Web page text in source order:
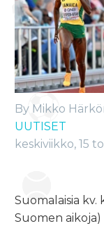
By Mikko
UUTISET
keskiviikko, 15
Suomalaisia kv.
Suomen aikoja)